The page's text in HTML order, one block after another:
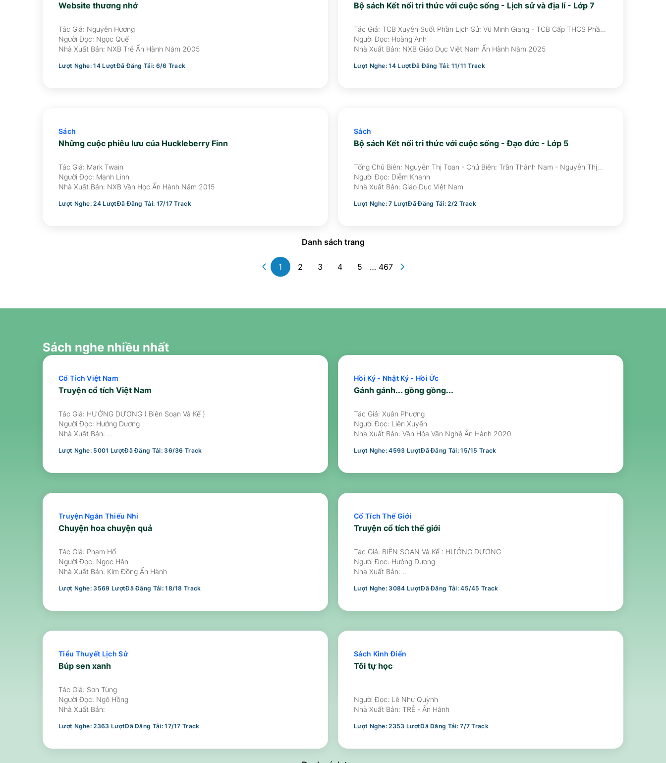
Website thương nhớ
Tác Giả: Nguyên Hương
Người Đọc: Ngọc Quế
Nhà Xuất Bản: NXB Trẻ Ấn Hành Năm 2005
Lượt Nghe:14 LượtĐã Đăng Tải: 6/6 Track
Bộ sách Kết nối tri thức với cuộc sống - Lịch sử và địa lí - Lớp 7
Tác Giả: TCB Xuyên Suốt Phần Lịch Sử: Vũ Minh Giang - TCB Cấp THCS Phần
Lịch Sử: Nghiêm Đình Vỳ - ĐCB Phần Lịch Sử: Nguyễn Thị Côi, Vũ Văn Quân -
TCB Phần Địa Lí: Đào Ngọc Hùng - ĐCB Phần Địa Lí: Nguyễn Đình Giang,
Người Đọc: Hoàng Anh
Nhà Xuất Bản: NXB Giáo Dục Việt Nam Ấn Hành Năm 2025
Lượt Nghe:14 LượtĐã Đăng Tải: 11/11 Track
Sách
Những cuộc phiêu lưu của Huckleberry Finn
Tác Giả: Mark Twain
Người Đọc: Mạnh Linh
Nhà Xuất Bản: NXB Văn Học Ấn Hành Năm 2015
Lượt Nghe:24 LượtĐã Đăng Tải: 17/17 Track
Sách
Bộ sách Kết nối tri thức với cuộc sống - Đạo đức - Lớp 5
Tổng Chủ Biên: Nguyễn Thị Toan - Chủ Biên: Trần Thành Nam - Nguyễn Thị
Hoàng Anh, Nguyễn Ngọc Dung
Người Đọc: Diễm Khanh
Nhà Xuất Bản: Giáo Dục Việt Nam
Lượt Nghe:7 LượtĐã Đăng Tải:2/2 Track
Danh sách trang
1 2 3 4 5 … 467
Sách nghe nhiều nhất
Cổ Tích Việt Nam
Truyện cổ tích Việt Nam
Tác Giả: HƯỚNG DƯƠNG ( Biên Soạn Và Kể )
Người Đọc: Hướng Dương
Nhà Xuất Bản: ...
Lượt Nghe: 5001 LượtĐã Đăng Tải:36/36 Track
Hồi Ký - Nhật Ký - Hồi Ức
Gánh gánh... gồng gồng...
Tác Giả: Xuân Phượng
Người Đọc: Liên Xuyến
Nhà Xuất Bản: Văn Hóa Văn Nghệ Ấn Hành 2020
Lượt Nghe:4593 LượtĐã Đăng Tải:15/15 Track
Truyện Ngắn Thiếu Nhi
Chuyện hoa chuyện quả
Tác Giả: Phạm Hổ
Người Đọc: Ngọc Hân
Nhà Xuất Bản: Kim Đồng Ấn Hành
Lượt Nghe:3569 LượtĐã Đăng Tải:18/18 Track
Cổ Tích Thế Giới
Truyện cổ tích thế giới
Tác Giả: BIÊN SOẠN Và Kể : HƯỚNG DƯƠNG
Người Đọc: Hướng Dương
Nhà Xuất Bản: ..
Lượt Nghe:3084 LượtĐã Đăng Tải:45/45 Track
Tiểu Thuyết Lịch Sử
Búp sen xanh
Tác Giả: Sơn Tùng
Người Đọc: Ngô Hồng
Nhà Xuất Bản:
Lượt Nghe:2363 LượtĐã Đăng Tải:17/17 Track
Sách Kinh Điển
Tôi tự học
Người Đọc: Lê Như Quỳnh
Nhà Xuất Bản: TRẺ - Ấn Hành
Lượt Nghe:2353 LượtĐã Đăng Tải:7/7 Track